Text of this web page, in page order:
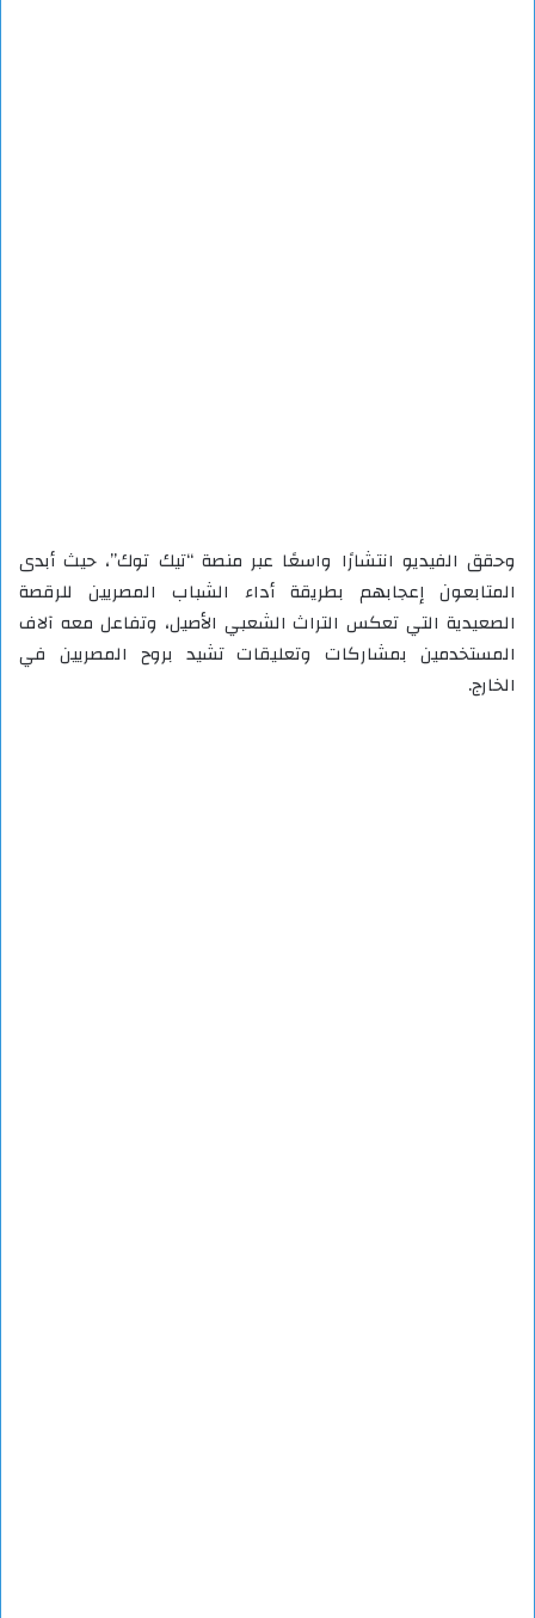
وحقق الفيديو انتشارًا واسعًا عبر منصة “تيك توك”، حيث أبدى
المتابعون إعجابهم بطريقة أداء الشباب المصريين للرقصة
الصعيدية التي تعكس التراث الشعبي الأصيل، وتفاعل معه آلاف
المستخدمين بمشاركات وتعليقات تشيد بروح المصريين في
الخارج.